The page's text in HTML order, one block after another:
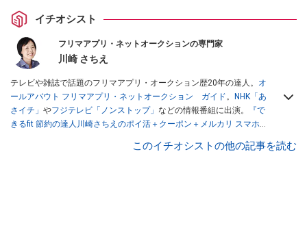
イチオシスト
フリマアプリ・ネットオークションの専門家
川崎 さちえ
テレビや雑誌で話題のフリマアプリ・オークション歴20年の達人。 オ
ールアバウト フリマアプリ・ネットオークション ガイド。
NHK「あ
さイチ」 やフジテレビ「ノンストップ」 などの情報番組に出演。
『で
きるfit 節約の達人川崎さちえのポイ活＋クーポン＋メルカリ スマホで
スマホ1つでスキマ時間に効率的に稼ぐ！』（翔泳社刊） ほか著書多
このイチオシストの他の記事を読む